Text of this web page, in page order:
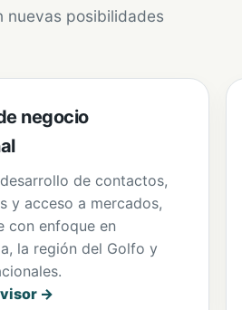
nuevas posibilidades
negocio
de contactos,
y acceso a mercados,
con enfoque en
la región del Golfo y
→